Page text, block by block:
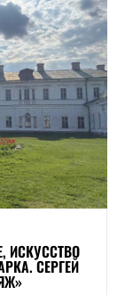
ИСКУССТВО
СЕРГЕЙ